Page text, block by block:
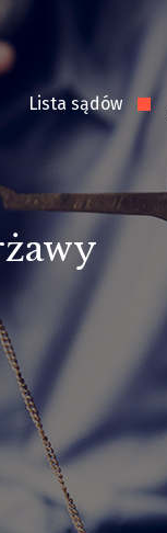
Lista sądów